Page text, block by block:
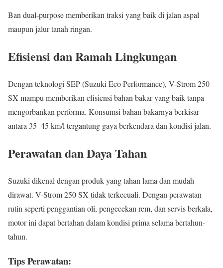
Ban dual-purpose memberikan traksi yang baik di jalan aspal
maupun jalur tanah ringan.
Efisiensi dan Ramah Lingkungan
Dengan teknologi SEP (Suzuki Eco Performance), V-Strom 250
SX mampu memberikan efisiensi bahan bakar yang baik tanpa
mengorbankan performa. Konsumsi bahan bakarnya berkisar
antara 35–45 km/l tergantung gaya berkendara dan kondisi jalan.
Perawatan dan Daya Tahan
Suzuki dikenal dengan produk yang tahan lama dan mudah
dirawat. V-Strom 250 SX tidak terkecuali. Dengan perawatan
rutin seperti penggantian oli, pengecekan rem, dan servis berkala,
motor ini dapat bertahan dalam kondisi prima selama bertahun-
tahun.
Tips Perawatan: